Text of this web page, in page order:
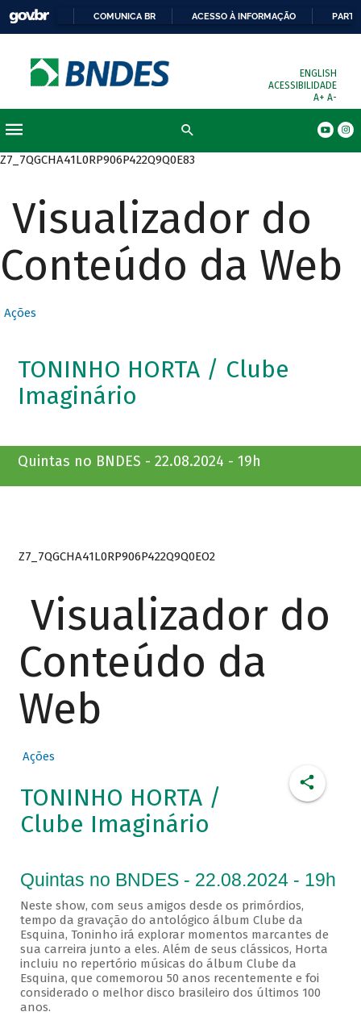
COMUNICA BR ACESSO À INFORMAÇÃO
ENGLISH
ACESSIBILIDADE
A+ A-
Z7_7QGCHA41L0RP906P422Q9Q0E83
Visualizador do
Conteúdo da Web
Ações
TONINHO HORTA / Clube
Imaginário
Quintas no BNDES - 22.08.2024 - 19h
Z7_7QGCHA41L0RP906P422Q9Q0EO2
Visualizador do
Conteúdo da
Web
Ações
TONINHO HORTA /
Clube Imaginário
Quintas no BNDES - 22.08.2024 - 19h
Neste show, com seus amigos desde os primórdios,
tempo da gravação do antológico álbum Clube da
Esquina, Toninho irá explorar momentos marcantes de
sua carreira junto a eles. Além de seus clássicos, Horta
incluiu no repertório músicas do álbum Clube da
Esquina, que comemorou 50 anos recentemente e foi
considerado o melhor disco brasileiro dos últimos 100
anos.